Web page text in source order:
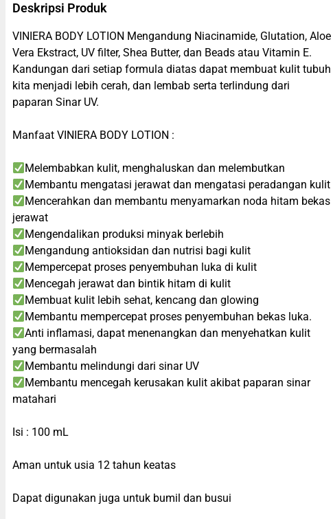
Deskripsi Produk
VINIERA BODY LOTION Mengandung Niacinamide, Glutation, Aloe
Vera Ekstract, UV filter, Shea Butter, dan Beads atau Vitamin E.
Kandungan dari setiap formula diatas dapat membuat kulit tubuh
kita menjadi lebih cerah, dan lembab serta terlindung dari
paparan Sinar UV.
Manfaat VINIERA BODY LOTION :
Melembabkan kulit, menghaluskan dan melembutkan
Membantu mengatasi jerawat dan mengatasi peradangan kulit
Mencerahkan dan membantu menyamarkan noda hitam bekas
jerawat
Mengendalikan produksi minyak berlebih
Mengandung antioksidan dan nutrisi bagi kulit
Mempercepat proses penyembuhan luka di kulit
Mencegah jerawat dan bintik hitam di kulit
Membuat kulit lebih sehat, kencang dan glowing
Membantu mempercepat proses penyembuhan bekas luka.
Anti inflamasi, dapat menenangkan dan menyehatkan kulit
yang bermasalah
Membantu melindungi dari sinar UV
Membantu mencegah kerusakan kulit akibat paparan sinar
matahari
Isi : 100 mL
Aman untuk usia 12 tahun keatas
Dapat digunakan juga untuk bumil dan busui